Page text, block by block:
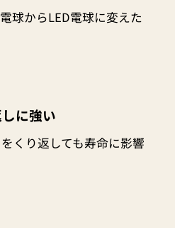
球からLED電球に変えた
に強い
くり返しても寿命に影響